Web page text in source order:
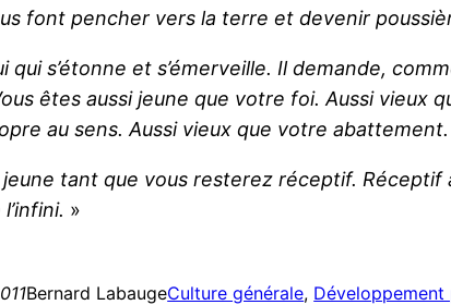
font pencher vers la terre et devenir
qui s’étonne et s’émerveille. Il demande,
êtes aussi jeune que votre foi. Aussi vieux
au sens. Aussi vieux que votre abattement.
tant que vous resterez réceptif. Réceptif
»
Bernard LabaugeCulture générale, Développement